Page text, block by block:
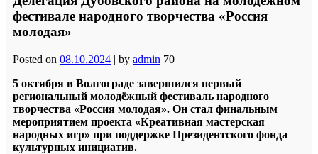
фестивале народного творчества «Россия
молодая»
Posted on 08.10.2024 | by admin 70
5 октября в Волгограде завершился первый
региональный молодёжный фестиваль народного
творчества «Россия молодая». Он стал финальным
мероприятием проекта «Креативная мастерская
народных игр» при поддержке Президентского фонда
культурных инициатив.